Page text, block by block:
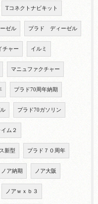
Tコネクトナビキット
ゼル プラド ディーゼル
チャー イルミ
マニュファクチャー
プラド70周年納期
プラド70ガソリン
ム２
新型 プラド７０周年
ノア納期 ノア大阪
ノアｗｘｂ３